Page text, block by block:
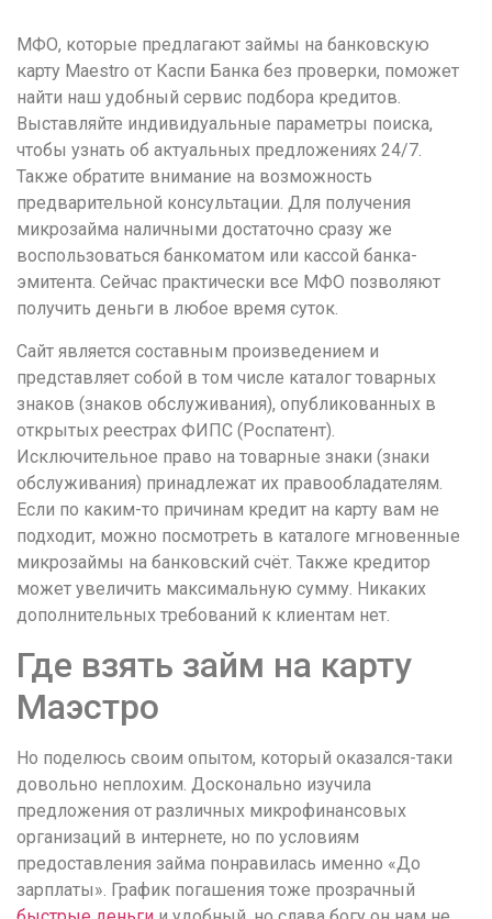
и
визуальное
оформление.
Среди
таких
обсуждений
игра
https://xn-
-80adioageb0aqloc.xn-
p1ai/
довольно
часто.
Её
структура
выглядит
понятной.
Это
создаёт
нейтральное,
спокойное
впечатление.
МФО, которые предлагают займы на банковскую
карту Maestro от Каспи Банка без проверки, поможет
найти наш удобный сервис подбора кредитов.
Выставляйте индивидуальные параметры поиска,
чтобы узнать об актуальных предложениях 24/7.
Также обратите внимание на возможность
предварительной консультации. Для получения
микрозайма наличными достаточно сразу же
воспользоваться банкоматом или кассой банка-
эмитента. Сейчас практически все МФО позволяют
получить деньги в любое время суток.
Сайт является составным произведением и
представляет собой в том числе каталог товарных
знаков (знаков обслуживания), опубликованных в
открытых реестрах ФИПС (Роспатент).
Исключительное право на товарные знаки (знаки
обслуживания) принадлежат их правообладателям.
Если по каким-то причинам кредит на карту вам не
подходит, можно посмотреть в каталоге мгновенные
микрозаймы на банковский счёт. Также кредитор
может увеличить максимальную сумму. Никаких
дополнительных требований к клиентам нет.
Где взять займ на карту
Маэстро
Но поделюсь своим опытом, который оказался-таки
довольно неплохим. Досконально изучила
предложения от различных микрофинансовых
организаций в интернете, но по условиям
предоставления займа понравилась именно «До
зарплаты». График погашения тоже прозрачный